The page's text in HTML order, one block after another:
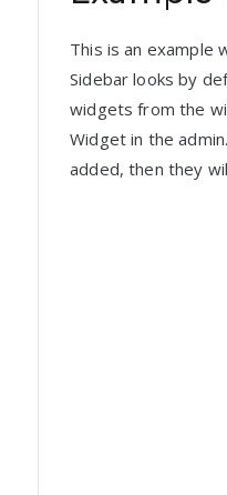
This is an example
Sidebar looks by
widgets from the
Widget in the
added, then they